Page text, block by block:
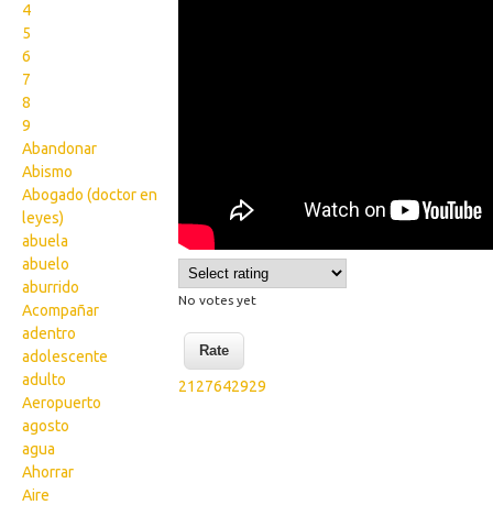
4
5
6
7
8
9
Abandonar
Abismo
Abogado (doctor en
leyes)
abuela
abuelo
aburrido
Acompañar
adentro
adolescente
adulto
Aeropuerto
agosto
agua
Ahorrar
Aire
No votes yet
2127642929